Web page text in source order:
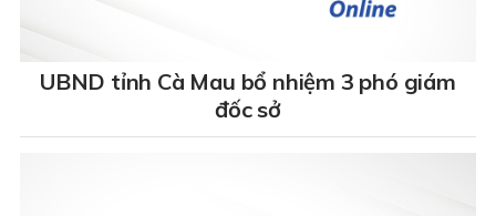
UBND tỉnh Cà Mau bổ nhiệm 3 phó giám
đốc sở